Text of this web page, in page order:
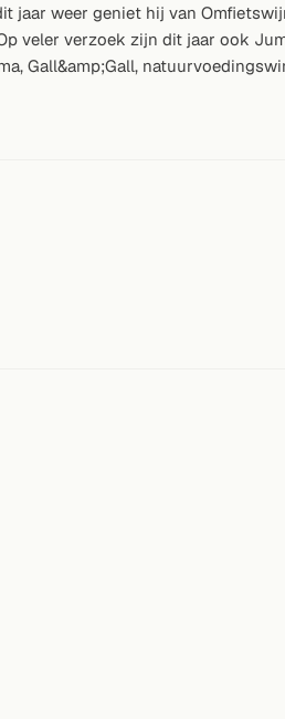
weer geniet hij van
veler verzoek zijn dit jaar ook
Gall&amp;Gall,